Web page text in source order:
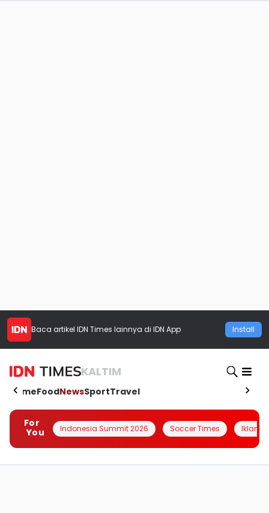
Baca artikel IDN Times lainnya di IDN App Install
KALTIM
HomeFoodNewsSportTravel
For
You
Indonesia Summit 2026 Soccer Times Iklanin